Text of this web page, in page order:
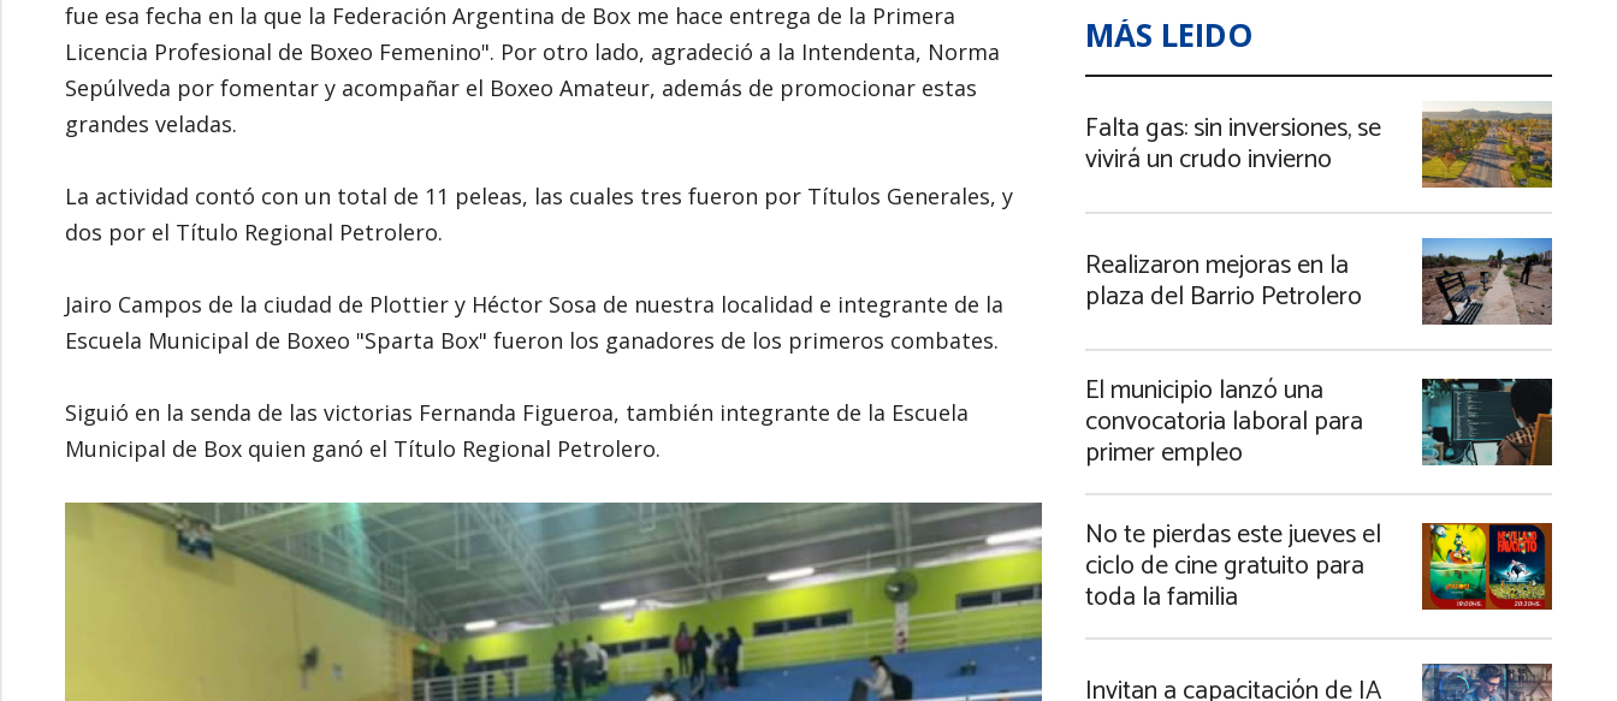
fue esa fecha en la que la Federación Argentina de Box me hace entrega de la Primera
Licencia Profesional de Boxeo Femenino". Por otro lado, agradeció a la Intendenta, Norma
Sepúlveda por fomentar y acompañar el Boxeo Amateur, además de promocionar estas
grandes veladas.
La actividad contó con un total de 11 peleas, las cuales tres fueron por Títulos Generales, y
dos por el Título Regional Petrolero.
Jairo Campos de la ciudad de Plottier y Héctor Sosa de nuestra localidad e integrante de la
Escuela Municipal de Boxeo "Sparta Box" fueron los ganadores de los primeros combates.
Siguió en la senda de las victorias Fernanda Figueroa, también integrante de la Escuela
Municipal de Box quien ganó el Título Regional Petrolero.
MÁS LEIDO
Falta gas: sin inversiones, se
vivirá un crudo invierno
Realizaron mejoras en la
plaza del Barrio Petrolero
El municipio lanzó una
convocatoria laboral para
primer empleo
No te pierdas este jueves el
ciclo de cine gratuito para
toda la familia
Invitan a capacitación de IA